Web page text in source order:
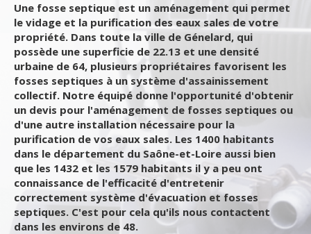
Une fosse septique est un aménagement qui permet
le vidage et la purification des eaux sales de votre
propriété. Dans toute la ville de Génelard, qui
possède une superficie de 22.13 et une densité
urbaine de 64, plusieurs propriétaires favorisent les
fosses septiques à un système d'assainissement
collectif. Notre équipé donne l'opportunité d'obtenir
un devis pour l'aménagement de fosses septiques ou
d'une autre installation nécessaire pour la
purification de vos eaux sales. Les 1400 habitants
dans le département du Saône-et-Loire aussi bien
que les 1432 et les 1579 habitants il y a peu ont
connaissance de l'efficacité d'entretenir
correctement système d'évacuation et fosses
septiques. C'est pour cela qu'ils nous contactent
dans les environs de 48.